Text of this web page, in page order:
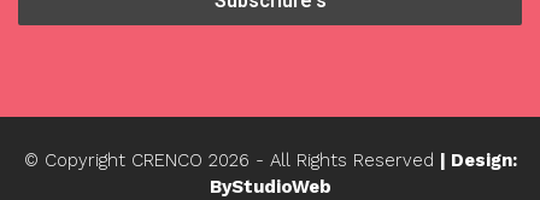
© Copyright CRENCO 2026 - All Rights Reserved | Design:
ByStudioWeb